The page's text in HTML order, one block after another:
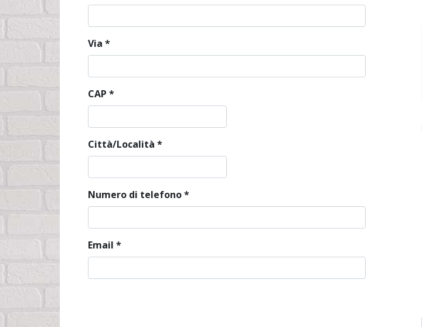
Via *
CAP *
Città/Località *
Numero di telefono*
Email *